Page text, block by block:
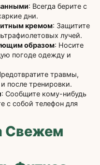
: Всегда берите с
дни.
кремом: Защитите
лучей.
образом: Носите
погоде одежду и
травмы,
после тренировки.
: Сообщите кому-нибудь
с собой телефон для
Свежем